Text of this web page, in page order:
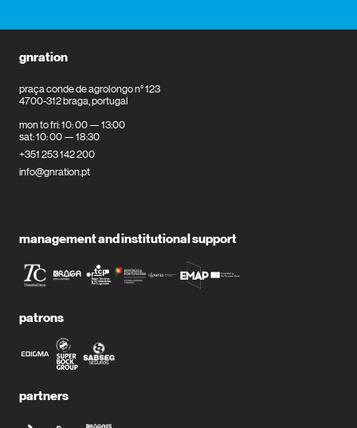
gnration
praça conde de agrolongo n° 123
4700-312 braga, portugal
mon to fri: 10: 00 — 13:00
sat: 10: 00 — 18:30
+351 253 142 200
info@gnration.pt
management and institutional support
patrons
partners